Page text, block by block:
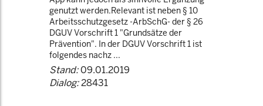
genutzt werden.Relevant ist neben § 10
Arbeitsschutzgesetz -ArbSchG- der § 26
DGUV Vorschrift 1 "Grundsätze der
Prävention". In der DGUV Vorschrift 1 ist
folgendes nachz ...
Stand:09.01.2019
Dialog:28431